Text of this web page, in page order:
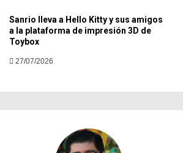
Sanrio lleva a Hello Kitty y sus amigos
a la plataforma de impresión 3D de
Toybox
27/07/2026